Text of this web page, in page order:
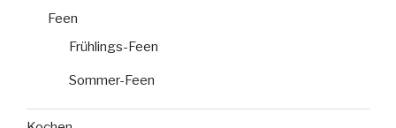
Feen
Frühlings-Feen
Sommer-Feen